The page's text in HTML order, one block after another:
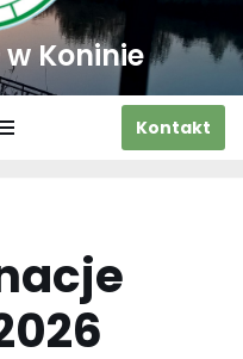
w Koninie
Kontakt